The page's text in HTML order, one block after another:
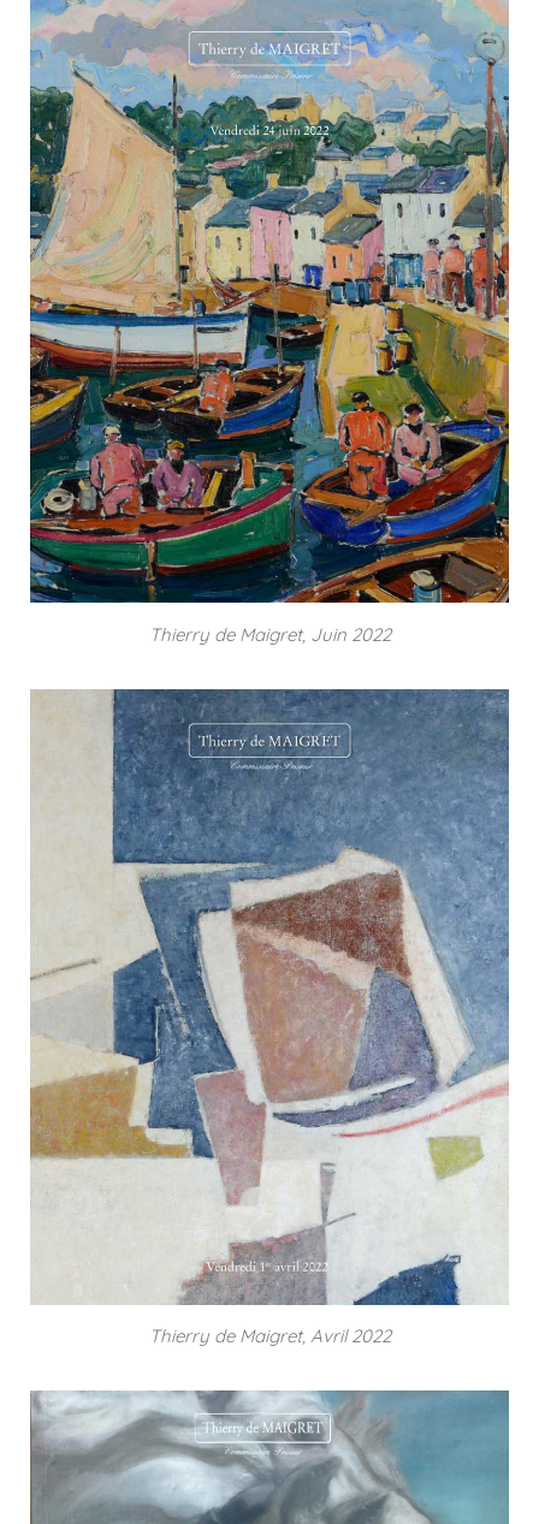
Thierry de Maigret, Juin 2022
Thierry de Maigret, Avril 2022